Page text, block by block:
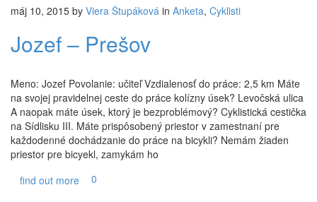
máj 10, 2015 by Viera Štupáková in Anketa, Cyklisti
Jozef – Prešov
Meno: Jozef Povolanie: učiteľ Vzdialenosť do práce: 2,5 km Máte
na svojej pravidelnej ceste do práce kolízny úsek? Levočská ulica
A naopak máte úsek, ktorý je bezproblémový? Cyklistická cestička
na Sídlisku III. Máte prispôsobený priestor v zamestnaní pre
každodenné dochádzanie do práce na bicykli? Nemám žiaden
priestor pre bicyekl, zamykám ho
find out more
0